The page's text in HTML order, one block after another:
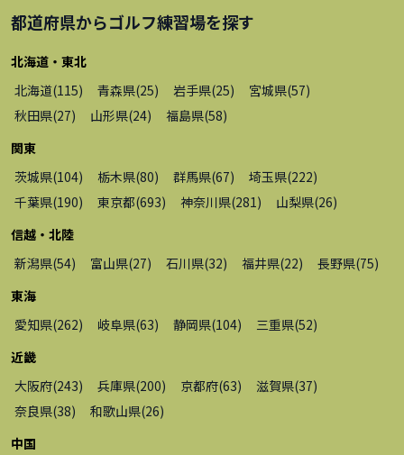
都道府県からゴルフ練習場を探す
北海道・東北
北海道(115) 青森県(25) 岩手県(25) 宮城県(57)
秋田県(27) 山形県(24) 福島県(58)
関東
茨城県(104) 栃木県(80) 群馬県(67) 埼玉県(222)
千葉県(190) 東京都(693) 神奈川県(281 ) 山梨県(26)
信越・北陸
新潟県(54) 富山県(27) 石川県(32) 福井県(22) 長野県(75)
東海
愛知県(262) 岐阜県(63) 静岡県(104) 三重県(52)
近畿
大阪府(243) 兵庫県(200) 京都府(63) 滋賀県(37)
奈良県(38) 和歌山県(26)
中国